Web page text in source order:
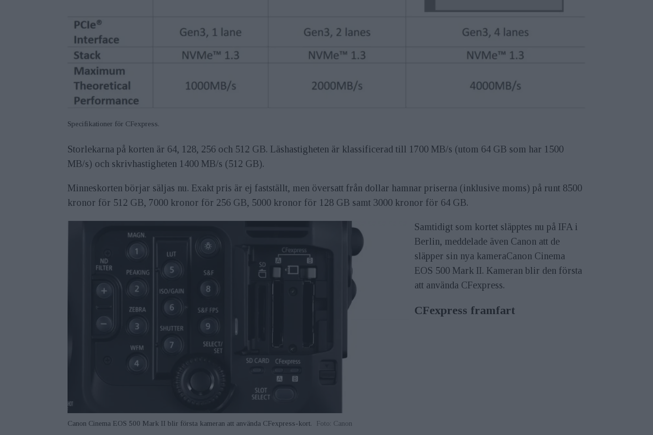
Specifikationer för CFexpress.
Storlekarna på korten är 64, 128, 256 och 512 GB. Läshastigheten är klassificerad till 1700 MB/s (utom 64 GB som har 1500
MB/s) och skrivhastigheten 1400 MB/s (512 GB).
Minneskorten börjar säljas nu. Exakt pris är ej fastställt, men översatt från dollar hamnar priserna (inklusive moms) på runt 8500
kronor för 512 GB, 7000 kronor för 256 GB, 5000 kronor för 128 GB samt 3000 kronor för 64 GB.
Canon Cinema EOS 500 Mark II blir första kameran att använda CFexpress-kort. Foto: Canon
Samtidigt som kortet släpptes nu på IFA i
Berlin, meddelade även Canon att de
släpper sin nya kameraCanon Cinema
EOS 500 Mark II. Kameran blir den första
att använda CFexpress.
CFexpress framfart